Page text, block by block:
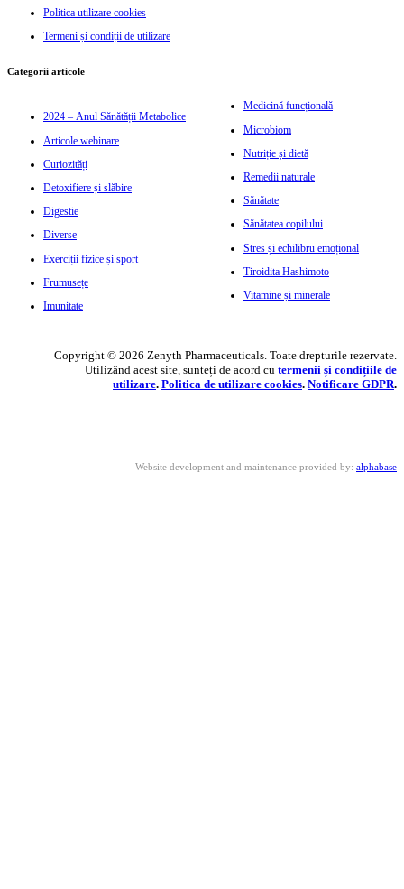
Politica utilizare cookies
Termeni și condiții de utilizare
Categorii articole
2024 – Anul Sănătății Metabolice
Articole webinare
Curiozități
Detoxifiere și slăbire
Digestie
Diverse
Exerciții fizice și sport
Frumusețe
Imunitate
Medicină funcțională
Microbiom
Nutriție și dietă
Remedii naturale
Sănătate
Sănătatea copilului
Stres și echilibru emoțional
Tiroidita Hashimoto
Vitamine și minerale
Copyright © 2026 Zenyth Pharmaceuticals. Toate drepturile rezervate.
Utilizând acest site, sunteți de acord cu termenii și condițiile de
utilizare. Politica de utilizare cookies. Notificare GDPR.
Website development and maintenance provided by: alphabase